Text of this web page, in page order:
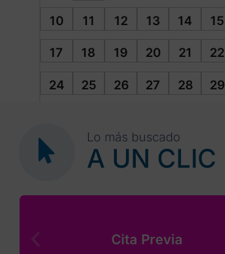
10 11 12 13 14 15
17 18 19 20 21 22
24 25 26 27 28 29
Lo más buscado
A UN CLIC
Cita Previa